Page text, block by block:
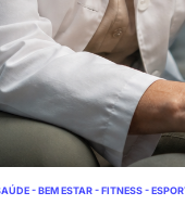
- BEM ESTAR - FITNESS -